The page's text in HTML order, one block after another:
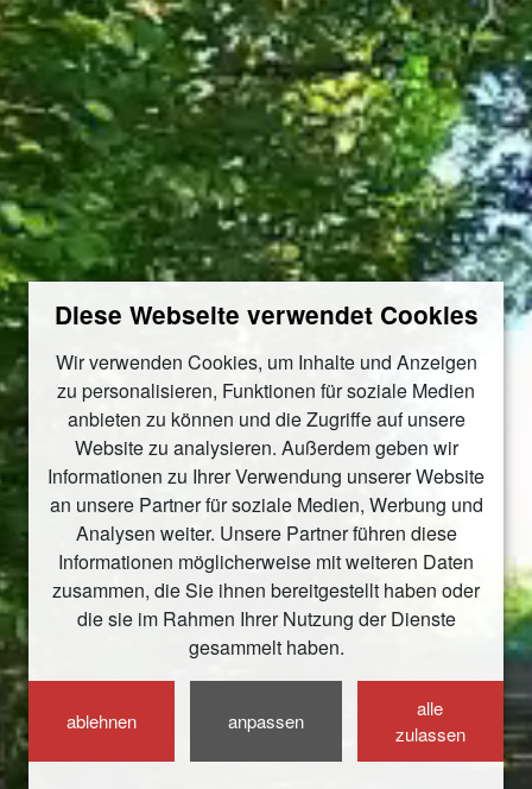
Diese Webseite verwendet Cookies
Wir verwenden Cookies, um Inhalte und Anzeigen
zu personalisieren, Funktionen für soziale Medien
anbieten zu können und die Zugriffe auf unsere
Website zu analysieren. Außerdem geben wir
Informationen zu Ihrer Verwendung unserer Website
an unsere Partner für soziale Medien, Werbung und
Analysen weiter. Unsere Partner führen diese
Informationen möglicherweise mit weiteren Daten
zusammen, die Sie ihnen bereitgestellt haben oder
die sie im Rahmen Ihrer Nutzung der Dienste
gesammelt haben.
ablehnen anpassen
alle
zulassen